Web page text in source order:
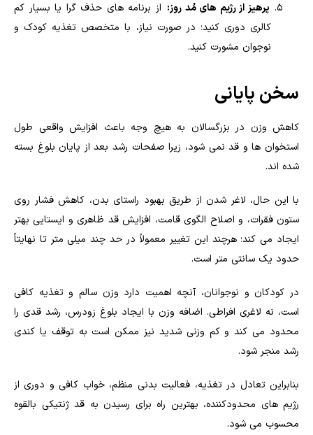
پرهیز از رژیم های مُد روز: از برنامه های حذف گرا یا بسیار کم
کالری دوری کنید؛ در صورت نیاز، با متخصص تغذیه کودک و
نوجوان مشورت کنید.
سخن پایانی
کاهش وزن در بزرگسالان به هیچ وجه باعث افزایش واقعی طول
استخوان ها و قد نمی شود، زیرا صفحات رشد بعد از پایان بلوغ بسته
شده اند.
با این حال، لاغر شدن از طریق بهبود راستای بدن، کاهش فشار روی
ستون فقرات، و اصلاح الگوی قامت، افزایش قد ظاهری و ایستایی بهتر
ایجاد می کند؛ هرچند این تغییر معمولاً در حد چند میلی متر تا نهایتاً
حدود یک سانتی متر است.
در کودکان و نوجوانان، آنچه اهمیت دارد وزن سالم و تغذیه کافی
است، نه لاغری افراطی. اضافه وزن با ایجاد بلوغ زودرس، رشد قدی را
محدود می کند و کم وزنی شدید نیز ممکن است به توقف یا کندی
رشد منجر شود.
بنابراین تعادل در تغذیه، فعالیت بدنی منظم، خواب کافی و دوری از
رژیم های محدودکننده، بهترین راه برای رسیدن به قد ژنتیکی بالقوه
محسوب می شود.